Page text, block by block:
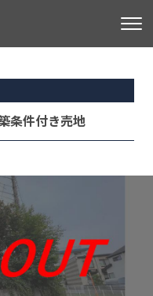
条件付き売地